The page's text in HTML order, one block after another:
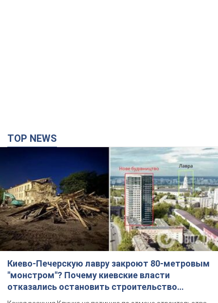
TOP NEWS
Киево-Печерскую лавру закроют 80-метровым
"монстром"? Почему киевские власти
отказались остановить строительство
небоскреба "московского верующего"